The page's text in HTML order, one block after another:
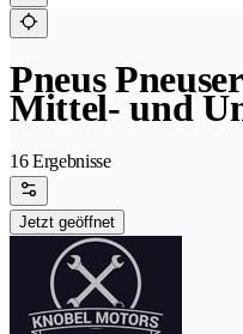
Pneus
Mittel- und
16 Ergebnisse
Jetzt geöffnet